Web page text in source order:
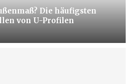
Die häufigsten
von U-Profilen